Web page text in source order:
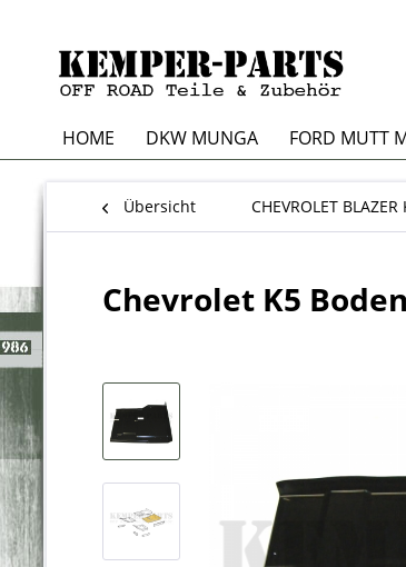
HOME DKW MUNGA FORD MUTT
Übersicht CHEVROLET BLAZER
Chevrolet K5